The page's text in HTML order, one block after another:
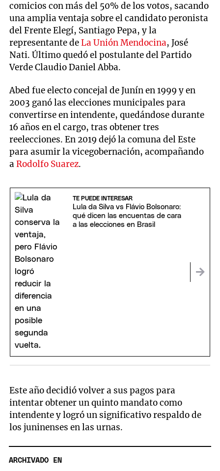
comicios con más del 50% de los votos, sacando
una amplia ventaja sobre el candidato peronista
del Frente Elegí, Santiago Pepa, y la
representante deLa Unión Mendocina, José
Nati. Último quedó el postulante del Partido
Verde Claudio Daniel Abba.
Abed fue electo concejal de Junín en 1999 y en
2003 ganó las elecciones municipales para
convertirse en intendente, quedándose durante
16 años en el cargo, tras obtener tres
reelecciones. En 2019 dejó la comuna del Este
para asumir la vicegobernación, acompañando
aRodolfo Suarez.
TE PUEDE INTERESAR
Lula da Silva vs Flávio Bolsonaro:
qué dicen las encuentas de cara
a las elecciones en Brasil
Este año decidió volver a sus pagos para
intentar obtener un quinto mandato como
intendente y logró un significativo respaldo de
los juninenses en las urnas.
ARCHIVADO EN